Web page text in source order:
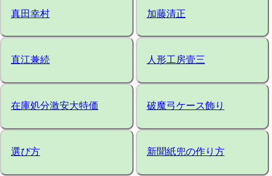
真田幸村 加藤清正
直江兼続 人形工房壹三
在庫処分激安大特価 破魔弓ケース飾り
選び方 新聞紙兜の作り方